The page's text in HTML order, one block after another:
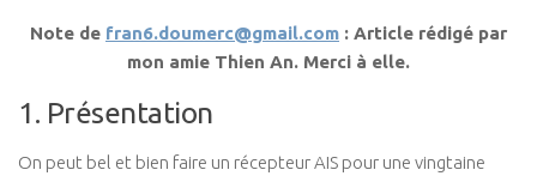
Note de fran6.doumerc@gmail.com : Article rédigé par
mon amie Thien An. Merci à elle.
1. Présentation
On peut bel et bien faire un récepteur AIS pour une vingtaine